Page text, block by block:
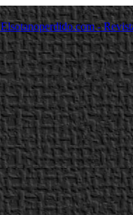
Elsotanoperdido.com -